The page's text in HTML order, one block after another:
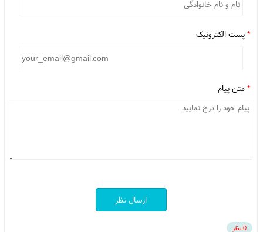
* پست الکترونیک
* متن پیام
ارسال نظر
0 نظر